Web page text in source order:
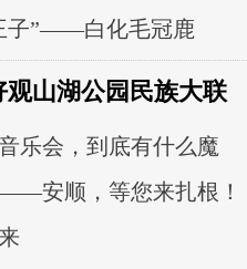
子”——白化毛冠鹿
山湖公园民族大联
乐会，到底有什么魔
安顺，等您来扎根！